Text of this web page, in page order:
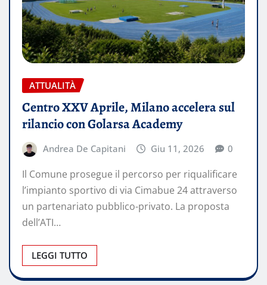
ATTUALITÀ
Centro XXV Aprile, Milano accelera sul
rilancio con Golarsa Academy
Andrea De Capitani Giu 11, 2026 0
Il Comune prosegue il percorso per riqualificare
l’impianto sportivo di via Cimabue 24 attraverso
un partenariato pubblico-privato. La proposta
dell’ATI…
LEGGI TUTTO